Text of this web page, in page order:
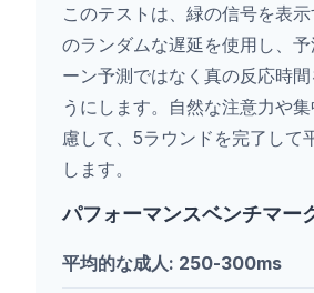
このテストは、緑の信号を表
のランダムな遅延を使用し、
ーン予測ではなく真の反応時
うにします。自然な注意力や
慮して、5ラウンドを完了して
します。
パフォーマンスベンチマー
平均的な成人: 250-300ms